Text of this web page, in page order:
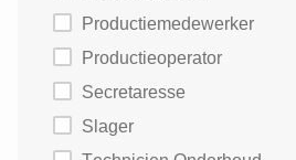
Productiemedewerker
Productieoperator
Secretaresse
Slager